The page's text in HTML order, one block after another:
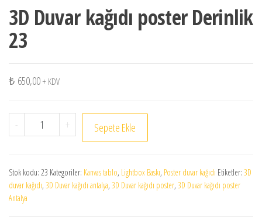
3D Duvar kağıdı poster Derinlik
23
₺ 650,00 + KDV
- 3D Duvar kağıdı poster Derinlik 23 adet
+ Sepete Ekle
Stok kodu: 23 Kategoriler: Kanvas tablo, Lightbox Baskı, Poster duvar kağıdı Etiketler: 3D
duvar kağıdı, 3D Duvar kağıdı antalya, 3D Duvar kağıdı poster, 3D Duvar kağıdı poster
Antalya